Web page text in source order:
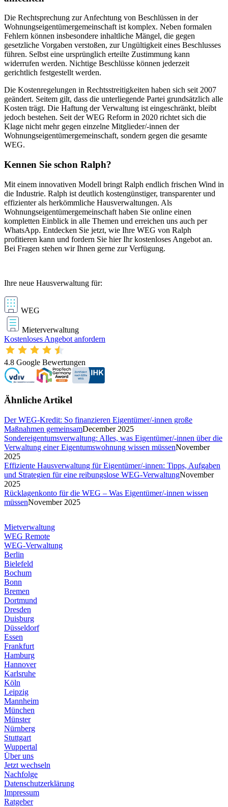
Die Rechtsprechung zur Anfechtung von Beschlüssen in der
Wohnungseigentümergemeinschaft ist komplex. Neben formalen
Fehlern können insbesondere inhaltliche Mängel, die gegen
gesetzliche Vorgaben verstoßen, zur Ungültigkeit eines Beschlusses
führen. Selbst eine ursprünglich erteilte Zustimmung kann
widerrufen werden. Nichtige Beschlüsse können jederzeit
gerichtlich festgestellt werden.
Die Kostenregelungen in Rechtsstreitigkeiten haben sich seit 2007
geändert. Seitem gilt, dass die unterliegende Partei grundsätzlich alle
Kosten trägt. Die Haftung der Verwaltung ist eingeschränkt, bleibt
jedoch bestehen. Seit der WEG Reform in 2020 richtet sich die
Klage nicht mehr gegen einzelne Mitglieder/-innen der
Wohnungseigentümergemeinschaft, sondern gegen die gesamte
WEG.
Kennen Sie schon Ralph?
Mit einem innovativen Modell bringt Ralph endlich frischen Wind in
die Industrie. Ralph ist deutlich kostengünstiger, transparenter und
effizienter als herkömmliche Hausverwaltungen. Als
Wohnungseigentümergemeinschaft haben Sie online einen
kompletten Einblick in alle Themen und erreichen uns auch per
WhatsApp. Entdecken Sie jetzt, wie Ihre WEG von Ralph
profitieren kann und fordern Sie hier Ihr kostenloses Angebot an.
Bei Fragen stehen wir Ihnen gerne zur Verfügung.
Ihre neue Hausverwaltung für:
WEG
Mieterverwaltung
Kostenloses Angebot anfordern
4.8 Google Bewertungen
Ähnliche Artikel
Der WEG-Kredit: So finanzieren Eigentümer/-innen große
Maßnahmen gemeinsamDecember 2025
Sondereigentumsverwaltung: Alles, was Eigentümer/-innen über die
Verwaltung einer Eigentumswohnung wissen müssenNovember
2025
Effiziente Hausverwaltung für Eigentümer/-innen: Tipps, Aufgaben
und Strategien für eine reibungslose WEG-VerwaltungNovember
2025
Rücklagenkonto für die WEG – Was Eigentümer/-innen wissen
müssenNovember 2025
Mietverwaltung
WEG Remote
WEG-Verwaltung
Berlin
Bielefeld
Bochum
Bonn
Bremen
Dortmund
Dresden
Duisburg
Düsseldorf
Essen
Frankfurt
Hamburg
Hannover
Karlsruhe
Köln
Leipzig
Mannheim
München
Münster
Nürnberg
Stuttgart
Wuppertal
Über uns
Jetzt wechseln
Nachfolge
Datenschutzerklärung
Impressum
Ratgeber